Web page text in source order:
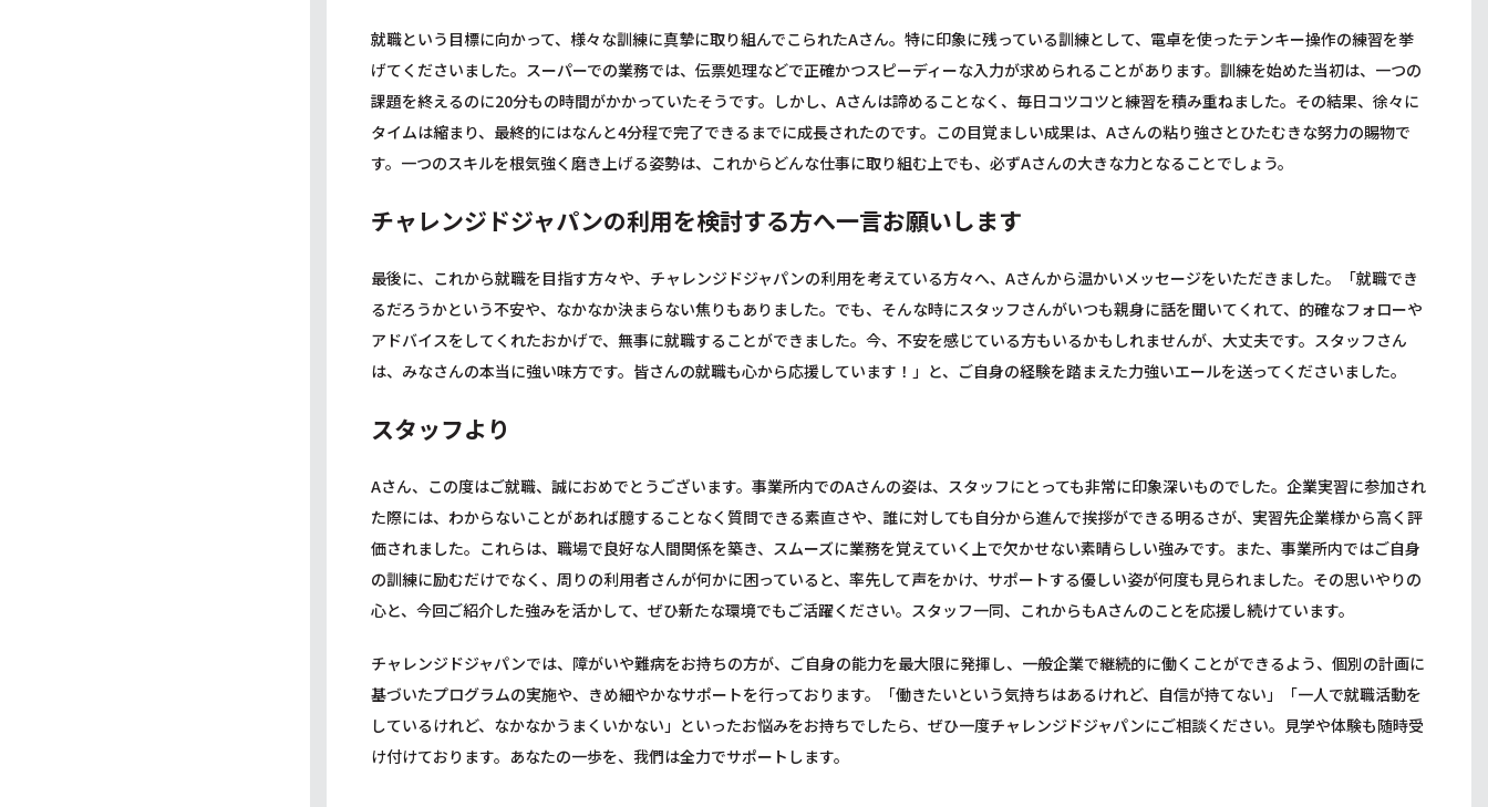
就職という目標に向かって、様々な訓練に真摯に取り組んでこられたAさん。特に印象に残っている訓練として、電卓を使ったテンキー操作の練習を挙
げてくださいました。スーパーでの業務では、伝票処理などで正確かつスピーディーな入力が求められることがあります。訓練を始めた当初は、一つの
課題を終えるのに20分もの時間がかかっていたそうです。しかし、Aさんは諦めることなく、毎日コツコツと練習を積み重ねました。その結果、徐々に
タイムは縮まり、最終的にはなんと4分程で完了できるまでに成長されたのです。この目覚ましい成果は、Aさんの粘り強さとひたむきな努力の賜物で
す。一つのスキルを根気強く磨き上げる姿勢は、これからどんな仕事に取り組む上でも、必ずAさんの大きな力となることでしょう。
チャレンジドジャパンの利用を検討する方へ一言お願いします
最後に、これから就職を目指す方々や、チャレンジドジャパンの利用を考えている方々へ、Aさんから温かいメッセージをいただきました。「就職でき
るだろうかという不安や、なかなか決まらない焦りもありました。でも、そんな時にスタッフさんがいつも親身に話を聞いてくれて、的確なフォローや
アドバイスをしてくれたおかげで、無事に就職することができました。今、不安を感じている方もいるかもしれませんが、大丈夫です。スタッフさん
は、みなさんの本当に強い味方です。皆さんの就職も心から応援しています！」と、ご自身の経験を踏まえた力強いエールを送ってくださいました。
スタッフより
Aさん、この度はご就職、誠におめでとうございます。事業所内でのAさんの姿は、スタッフにとっても非常に印象深いものでした。企業実習に参加され
た際には、わからないことがあれば臆することなく質問できる素直さや、誰に対しても自分から進んで挨拶ができる明るさが、実習先企業様から高く評
価されました。これらは、職場で良好な人間関係を築き、スムーズに業務を覚えていく上で欠かせない素晴らしい強みです。また、事業所内ではご自身
の訓練に励むだけでなく、周りの利用者さんが何かに困っていると、率先して声をかけ、サポートする優しい姿が何度も見られました。その思いやりの
心と、今回ご紹介した強みを活かして、ぜひ新たな環境でもご活躍ください。スタッフ一同、これからもAさんのことを応援し続けています。
チャレンジドジャパンでは、障がいや難病をお持ちの方が、ご自身の能力を最大限に発揮し、一般企業で継続的に働くことができるよう、個別の計画に
基づいたプログラムの実施や、きめ細やかなサポートを行っております。「働きたいという気持ちはあるけれど、自信が持てない」「一人で就職活動を
しているけれど、なかなかうまくいかない」といったお悩みをお持ちでしたら、ぜひ一度チャレンジドジャパンにご相談ください。見学や体験も随時受
け付けております。あなたの一歩を、我們は全力でサポートします。